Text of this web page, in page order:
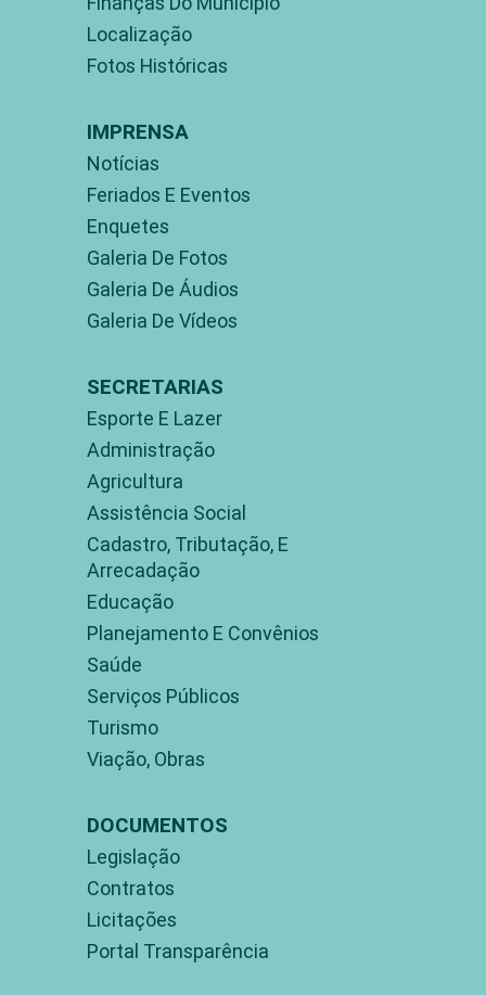
Localização
Fotos Históricas
IMPRENSA
Notícias
Feriados E Eventos
Enquetes
Galeria De Fotos
Galeria De Áudios
Galeria De Vídeos
SECRETARIAS
Esporte E Lazer
Administração
Agricultura
Assistência Social
Cadastro, Tributação, E
Arrecadação
Educação
Planejamento E Convênios
Saúde
Serviços Públicos
Turismo
Viação, Obras
DOCUMENTOS
Legislação
Contratos
Licitações
Portal Transparência